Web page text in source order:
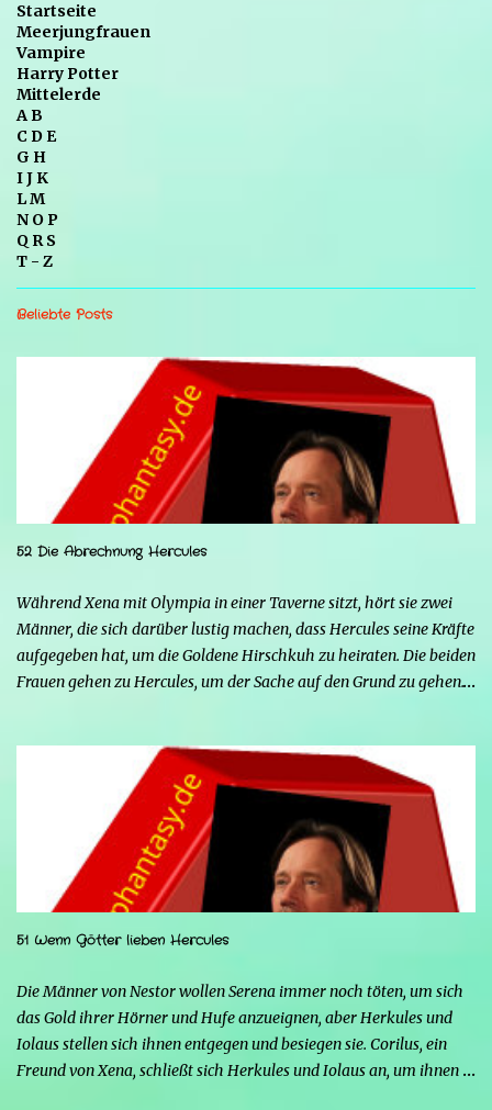
Startseite
Meerjungfrauen
Vampire
Harry Potter
Mittelerde
A B
C D E
G H
I J K
L M
N O P
Q R S
T - Z
Beliebte Posts
52 Die Abrechnung Hercules
Während Xena mit Olympia in einer Taverne sitzt, hört sie zwei
Männer, die sich darüber lustig machen, dass Hercules seine Kräfte
aufgegeben hat, um die Goldene Hirschkuh zu heiraten. Die beiden
Frauen gehen zu Hercules, um der Sache auf den Grund zu gehen.
denn nun kann sie nicht nur die Frau von Hercules sein, sondern
endlich auch Menschen berühren, ohne sich zu verwandeln. Mars
ist immer noch wütend auf Hercules, weil er Xena davon
überzeugt hat, nicht mehr seine Kämpferin sein zu wollen, und
nun steht sein Racheplan kurz vor der Vollendung. Einige Männer
im Dorf belästigen Serena, also stellt sich Hercules seiner Frau zur
Seite, um sie zu verteidigen, aber ohne seine Kräfte fällt es ihm
schwerer, sich zu behaupten, und er riskiert sogar, zu sterben.
Strife schürt mit seinen Kräften die Wut von...
51 Wenn Götter lieben Hercules
Die Männer von Nestor wollen Serena immer noch töten, um sich
das Gold ihrer Hörner und Hufe anzueignen, aber Herkules und
Iolaus stellen sich ihnen entgegen und besiegen sie. Corilus, ein
Freund von Xena, schließt sich Herkules und Iolaus an, um ihnen